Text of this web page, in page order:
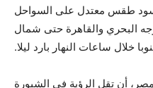
ليسود طقس معتدل على السواحل
البحري والقاهرة حتى شمال
خلال ساعات النهار بارد ليلا.
أن تقل الرؤية في الشبورة